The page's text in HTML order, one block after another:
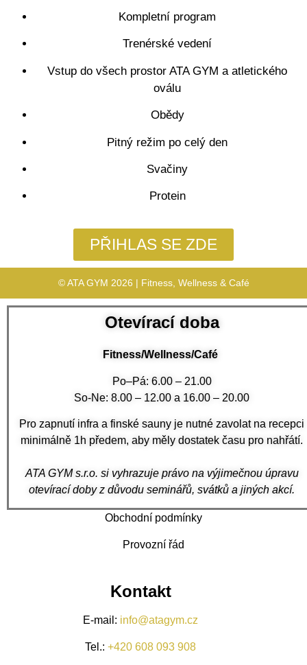
Kompletní program
Trenérské vedení
Vstup do všech prostor ATA GYM a atletického
oválu
Obědy
Pitný režim po celý den
Svačiny
Protein
PŘIHLAS SE ZDE
© ATA GYM 2026 | Fitness, Wellness & Café
Otevírací doba
Fitness/Wellness/Café
Po–Pá: 6.00 – 21.00
So-Ne: 8.00 – 12.00 a 16.00 – 20.00
Pro zapnutí infra a finské sauny je nutné zavolat na recepci
minimálně 1h předem, aby měly dostatek času pro nahřátí.
ATA GYM s.r.o. si vyhrazuje právo na výjimečnou úpravu
otevírací doby z důvodu seminářů, svátků a jiných akcí.
Obchodní podmínky
Provozní řád
Kontakt
E-mail: info@atagym.cz
Tel.:+420 608 093 908